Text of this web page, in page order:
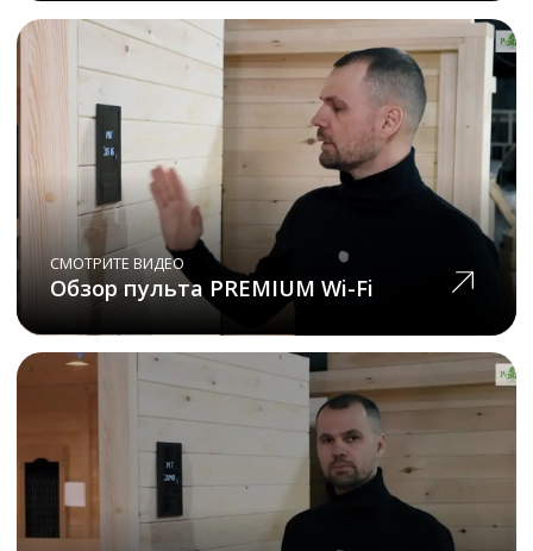
Наши клиенты
спрашивают